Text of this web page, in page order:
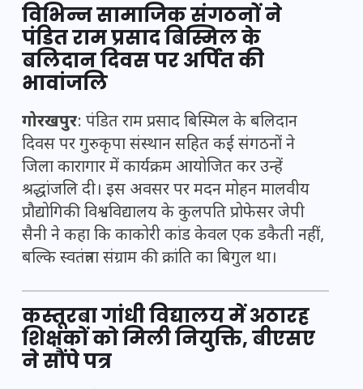
विभिन्न सामाजिक संगठनों ने
पंडित राम प्रसाद बिस्मिल के
बलिदान दिवस पर अर्पित की
भावांजलि
गोरखपुर: पंडित राम प्रसाद बिस्मिल के बलिदान
दिवस पर गुरुकृपा संस्थान सहित कई संगठनों ने
जिला कारागार में कार्यक्रम आयोजित कर उन्हें
श्रद्धांजलि दी। इस अवसर पर मदन मोहन मालवीय
प्रौद्योगिकी विश्वविद्यालय के कुलपति प्रोफेसर जेपी
सैनी ने कहा कि काकोरी कांड केवल एक डकैती नहीं,
बल्कि स्वतंत्रता संग्राम की क्रांति का बिगुल था।
कस्तूरबा गांधी विद्यालय में अठारह
शिक्षकों को मिली नियुक्ति, बीएसए
ने सौंपे पत्र